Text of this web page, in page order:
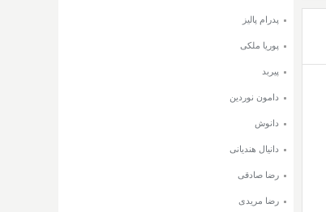
پدرام پالیز
پوریا ملکی
پیربد
دامون نوردین
دانوش
دانیال هندیانی
رضا صادقی
رضا مریدی